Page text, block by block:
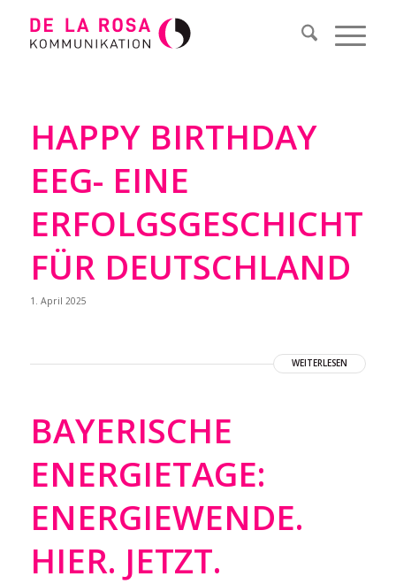
HAPPY BIRTHDAY
EEG- EINE
ERFOLGSGESCHICHTE
FÜR DEUTSCHLAND
1. April 2025
WEITERLESEN
BAYERISCHE
ENERGIETAGE:
ENERGIEWENDE.
HIER. JETZT.